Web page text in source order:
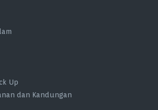
Up
dan Kandungan